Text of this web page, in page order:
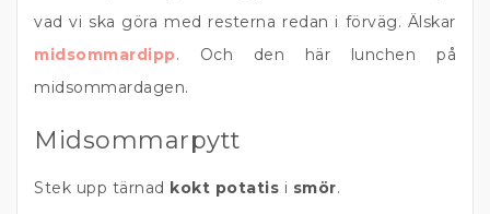
vad vi ska göra med resterna redan i förväg. Älskar
midsommardipp. Och den här lunchen på
midsommardagen.
Midsommarpytt
Stek upp tärnad kokt potatis i smör.